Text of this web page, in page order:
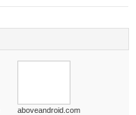
aboveandroid.com